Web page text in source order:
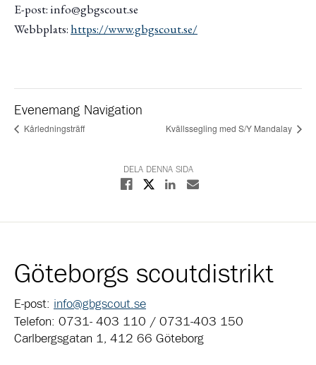
E-post: info@gbgscout.se
Webbplats:https://www.gbgscout.se/
Evenemang Navigation
Kårledningsträff Kvällssegling med S/Y Mandalay
DELA DENNA SIDA
Dela på Facebook
Dela på XDela på Linkedin
Dela med E-post
Göteborgs scoutdistrikt
E-post: info@gbgscout.se
Telefon: 0731- 403 110 / 0731-403 150
Carlbergsgatan 1, 412 66 Göteborg